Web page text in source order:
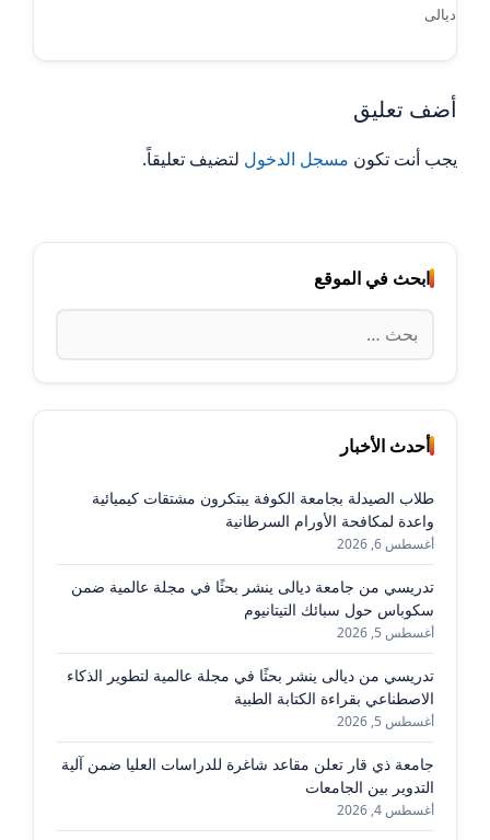
ديالى
أضف تعليق
يجب أنت تكون مسجل الدخول لتضيف تعليقاً.
ابحث في الموقع
البحث
عن:
أحدث الأخبار
طلاب الصيدلة بجامعة الكوفة يبتكرون مشتقات كيميائية
واعدة لمكافحة الأورام السرطانية
أغسطس 6, 2026
تدريسي من جامعة ديالى ينشر بحثًا في مجلة عالمية ضمن
سكوباس حول سبائك التيتانيوم
أغسطس 5, 2026
تدريسي من ديالى ينشر بحثًا في مجلة عالمية لتطوير الذكاء
الاصطناعي بقراءة الكتابة الطبية
أغسطس 5, 2026
جامعة ذي قار تعلن مقاعد شاغرة للدراسات العليا ضمن آلية
التدوير بين الجامعات
أغسطس 4, 2026